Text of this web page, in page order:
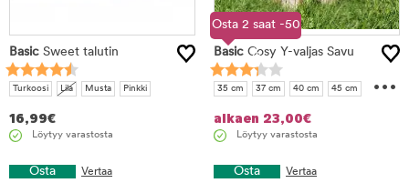
Basic Sweet talutin
Turkoosi Lila Musta Pinkki
16,99€
Löytyy varastosta
Osta Vertaa
Osta 2 saat -50
%
Basic Cosy Y-valjas Savu
35 cm 37 cm 40 cm
45 cm
...
alkaen 23,00€
Löytyy varastosta
Osta Vertaa